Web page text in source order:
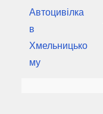
Автоцивілка
в
Хмельницько
му